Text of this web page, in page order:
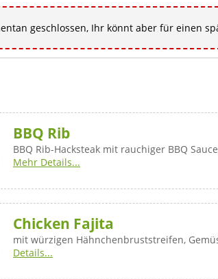
geschlossen, Ihr könnt aber für einen
BBQ Rib
BBQ Rib-Hacksteak mit rauchiger BBQ
Mehr Details...
Chicken Fajita
mit würzigen Hähnchenbruststreifen,
Details...